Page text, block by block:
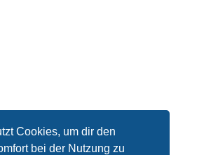
Cookies, um dir den
bei der Nutzung zu